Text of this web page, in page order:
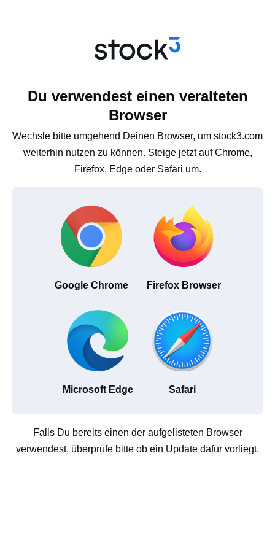
Du verwendest einen veralteten
Browser
Wechsle bitte umgehend Deinen Browser, um stock3.com
weiterhin nutzen zu können. Steige jetzt auf Chrome,
Firefox, Edge oder Safari um.
Google Chrome Firefox Browser
Microsoft Edge Safari
Falls Du bereits einen der aufgelisteten Browser
verwendest, überprüfe bitte ob ein Update dafür vorliegt.